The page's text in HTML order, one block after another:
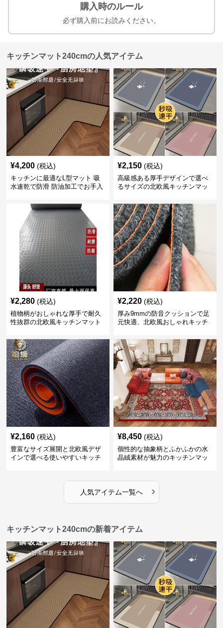
購入時のルール
必ず購入前にお読みください。
キッチンマット240cmの人気アイテム
¥4,200 (税込)
キッチンに最適なL型マット 吸
水速乾で防滑 防油加工でお手入
¥2,150 (税込)
高級感ある厚手デザインで選べ
るサイズの北欧風キッチンマッ
¥2,280 (税込)
植物柄がおしゃれな厚手で耐久
性抜群の北欧風キッチンマット
¥2,220 (税込)
厚み9mmの防音クッションで足
元快適、北欧風おしゃれキッチ
¥2,160 (税込)
豊富なサイズ展開と北欧風デザ
インで選べる使いやすいキッチ
¥8,450 (税込)
個性的な抽象柄とふかふかの水
晶絨素材が魅力のキッチンマッ
人気アイテム一覧へ ›
キッチンマット240cmの新着アイテム